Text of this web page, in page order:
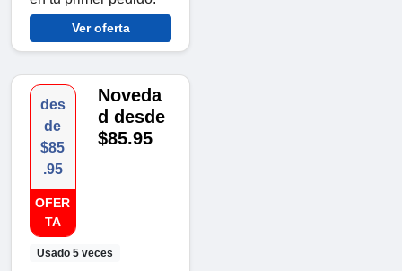
Ver oferta
des
de
$85
.95
OFER
TA
Usado 5 veces
Noveda
d desde
$85.95